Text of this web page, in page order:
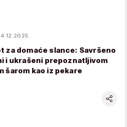
4.12.2025.
za domaće slance: Savršeno
i ukrašeni prepoznatljivom
šarom kao iz pekare